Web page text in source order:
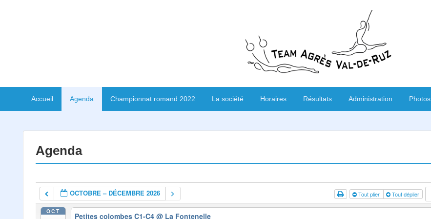
Accueil Agenda Championnat romand 2022 La société Horaires Résultats Administration Photos
Agenda
OCTOBRE – DÉCEMBRE 2026 Tout plier Tout déplier
OCT
Petites colombes C1-C4@ La Fontenelle